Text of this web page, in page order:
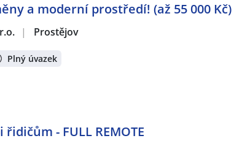
a moderní prostředí! (až 55 000 Kč)
| Prostějov
Plný úvazek
- FULL REMOTE